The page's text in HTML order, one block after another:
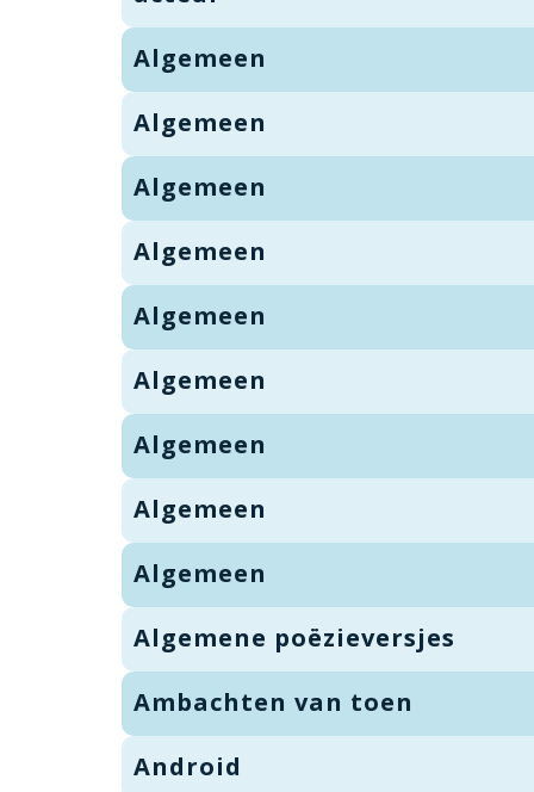
Algemeen
Algemeen
Algemeen
Algemeen
Algemeen
Algemeen
Algemeen
Algemeen
Algemeen
Algemene poëzieversjes
Ambachten van toen
Android